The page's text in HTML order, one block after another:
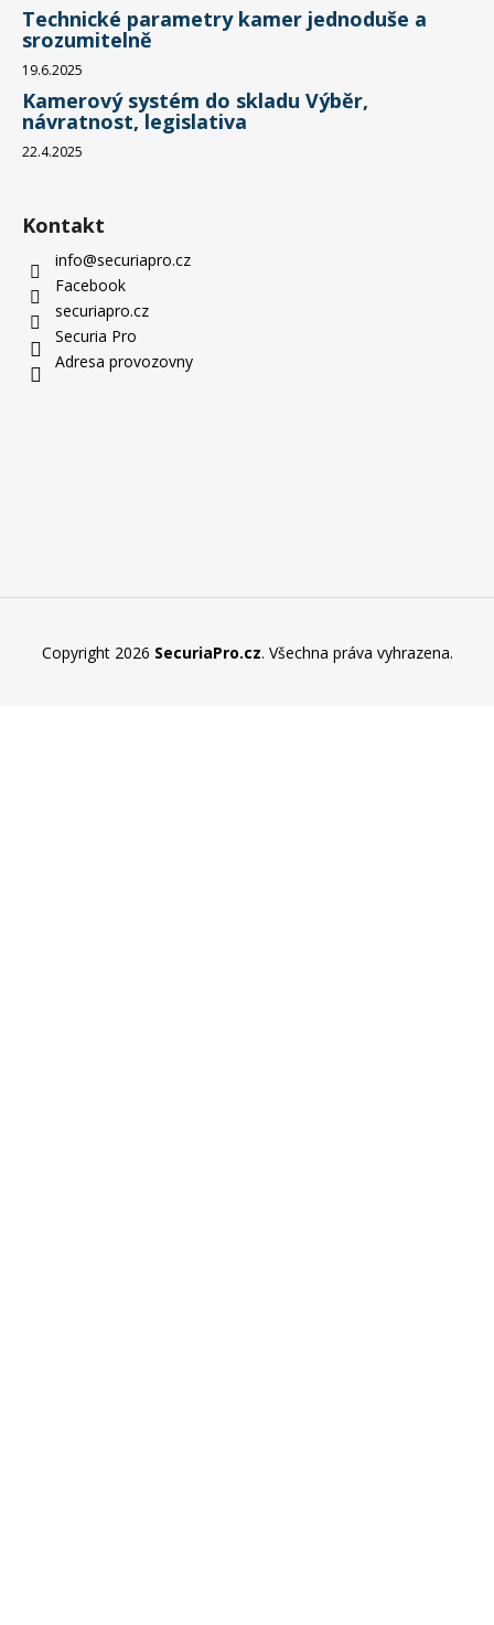
Technické parametry kamer jednoduše a
srozumitelně
19.6.2025
Kamerový systém do skladu Výběr,
návratnost, legislativa
22.4.2025
Kontakt
info@securiapro.cz
Facebook
securiapro.cz
Securia Pro
Adresa provozovny
Copyright 2026 SecuriaPro.cz. Všechna práva vyhrazena.